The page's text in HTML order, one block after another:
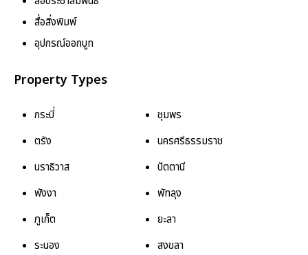
สื่อสิ่งพิมพ์
อุปกรณ์ออกบูท
Property Types
กระบี่
ชุมพร
ตรัง
นครศรีธรรมราช
นราธิวาส
ปัตตานี
พังงา
พัทลุง
ภูเก็ต
ยะลา
ระนอง
สงขลา